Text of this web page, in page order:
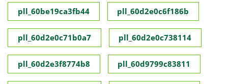
pll_60be19ca3fb44 pll_60d2e0c6f186b
pll_60d2e0c71b0a7 pll_60d2e0c738114
pll_60d2e3f8774b8 pll_60d9799c83811